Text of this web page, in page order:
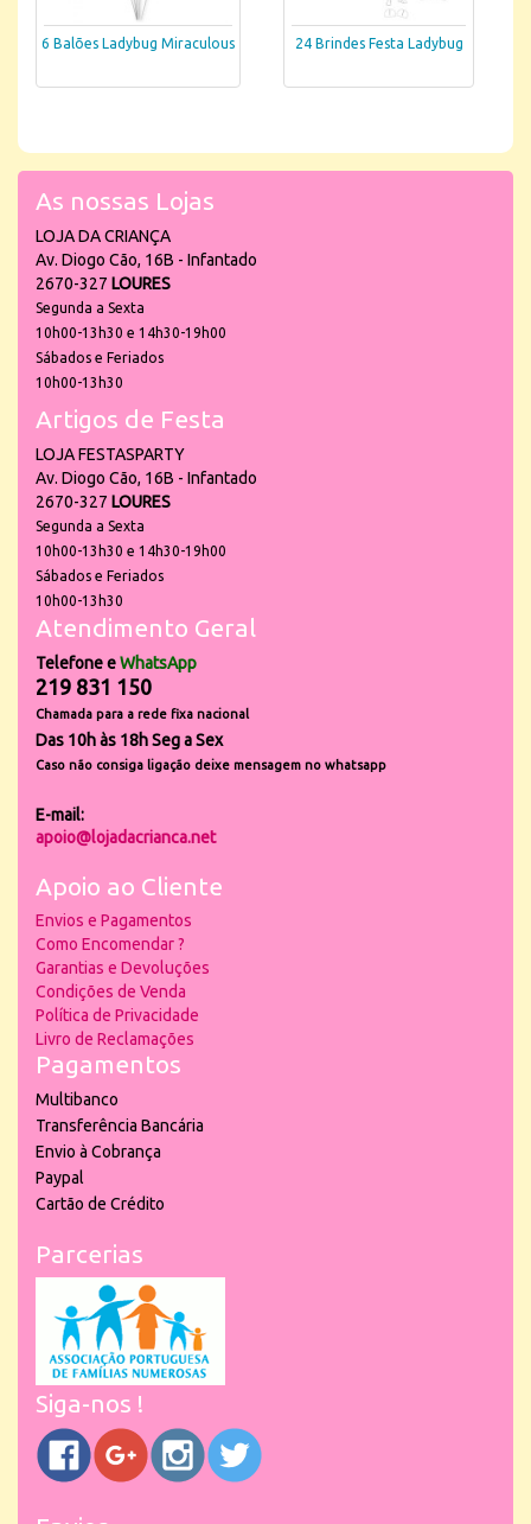
6 Balões Ladybug Miraculous 24 Brindes Festa Ladybug
As nossas Lojas
LOJA DA CRIANÇA
Av. Diogo Cão, 16B - Infantado
2670-327 LOURES
Segunda a Sexta
10h00-13h30 e 14h30-19h00
Sábados e Feriados
10h00-13h30
Artigos de Festa
LOJA FESTASPARTY
Av. Diogo Cão, 16B - Infantado
2670-327 LOURES
Segunda a Sexta
10h00-13h30 e 14h30-19h00
Sábados e Feriados
10h00-13h30
Atendimento Geral
Telefone eWhatsApp
219 831 150
Chamada para a rede fixa nacional
Das 10h às 18h Seg a Sex
Caso não consiga ligação deixe mensagem no whatsapp
E-mail:
apoio@lojadacrianca.net
Apoio ao Cliente
Envios e Pagamentos
Como Encomendar ?
Garantias e Devoluções
Condições de Venda
Política de Privacidade
Livro de Reclamações
Pagamentos
Multibanco
Transferência Bancária
Envio à Cobrança
Paypal
Cartão de Crédito
Parcerias
Siga-nos !